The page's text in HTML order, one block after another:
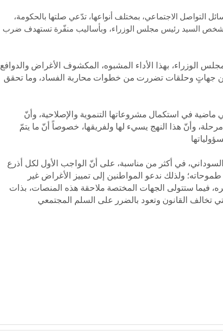
الاجتماعي، بمختلف أنواعها، تدّعي صلتها بالحكومة،
ولشخص السيد رئيس مجلس الوزراء، وبأساليب منفّرة تستهدف ضرب
الوزراء، بهذا الأداء المشبوه، المكشوف الأغراض والدوافع
جهاتٍ وحلقات تضررت من خطوات محاربة الفساد، وما تحقق
في استكمال مشروعاتها التنموية والإصلاحية، وأنّ
وأنّ هذا النهج يسيء لها ولفريقها، خصوصاً أنّ ما يتمّ
في أكثر من مناسبة، على أنّ الواجب الأول لكل أذرع
ولذلك ندعو المواطنين إلى تمييز الأغراض غير
فيما ستتولى الجهات المختصة ملاحقة هذه المنصات، بذات